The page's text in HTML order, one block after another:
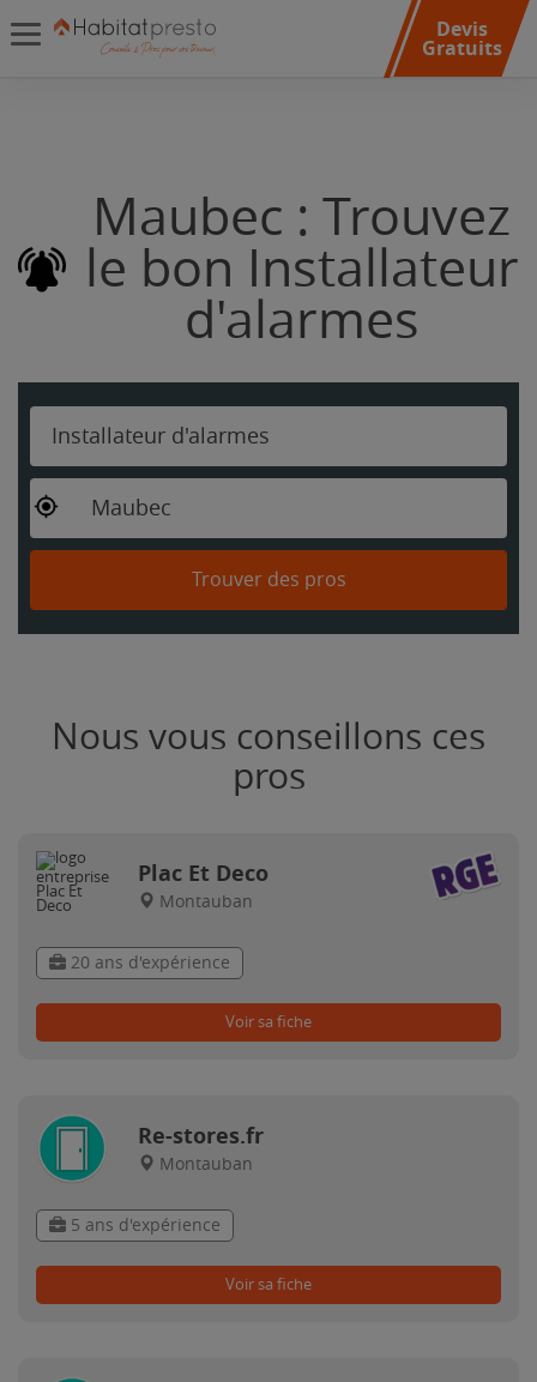
Devis
Gratuits
Maubec : Trouvez
le bon Installateur
d'alarmes
Installateur d'alarmes
Maubec
Trouver des pros
Nous vous conseillons ces
pros
Plac Et Deco
Montauban
20 ans d'expérience
Voir sa fiche
Re-stores.fr
Montauban
5 ans d'expérience
Voir sa fiche